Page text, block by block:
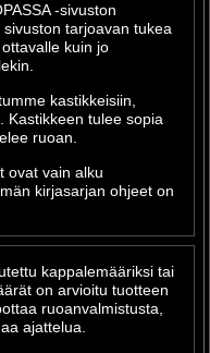
-sivuston
tarjoavan tukea
kuin jo
kastikkeisiin,
Kastikkeen tulee sopia
ruoan.
ovat vain alku
kirjasarjan ohjeet on
kappalemääriksi tai
on arvioitu tuotteen
ruoanvalmistusta,
ajattelua.